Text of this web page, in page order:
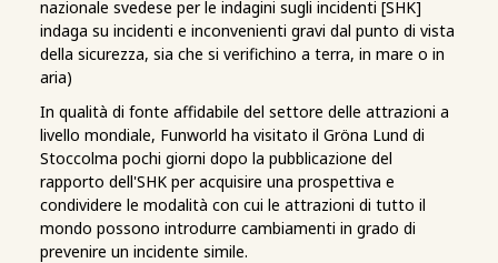
nazionale svedese per le indagini sugli incidenti [SHK]
indaga su incidenti e inconvenienti gravi dal punto di vista
della sicurezza, sia che si verifichino a terra, in mare o in
aria)
In qualità di fonte affidabile del settore delle attrazioni a
livello mondiale, Funworld ha visitato il Gröna Lund di
Stoccolma pochi giorni dopo la pubblicazione del
rapporto dell'SHK per acquisire una prospettiva e
condividere le modalità con cui le attrazioni di tutto il
mondo possono introdurre cambiamenti in grado di
prevenire un incidente simile.